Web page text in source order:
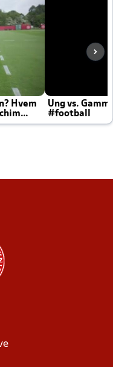
Hvem
Ung vs.
#football